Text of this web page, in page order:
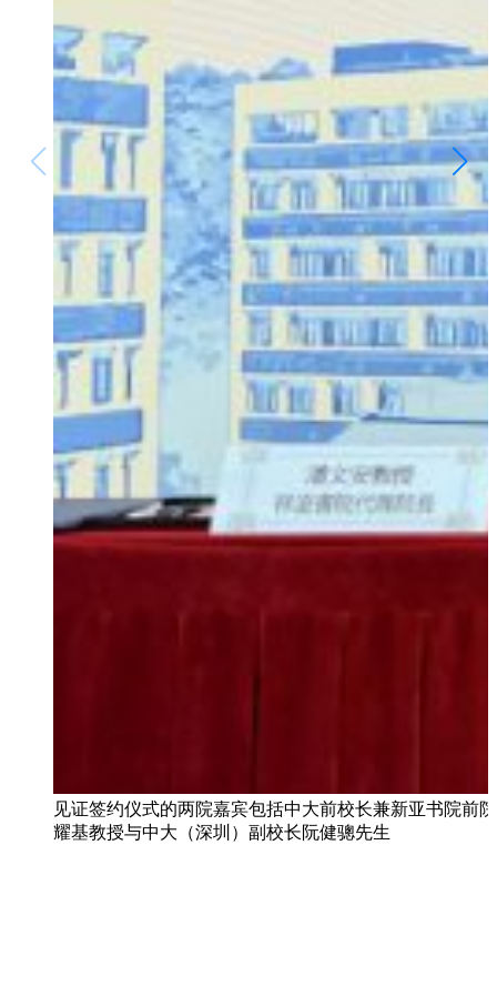
见证签约仪式的两院嘉宾包括中大前校长兼新亚书院前
耀基教授与中大（深圳）副校长阮健骢先生